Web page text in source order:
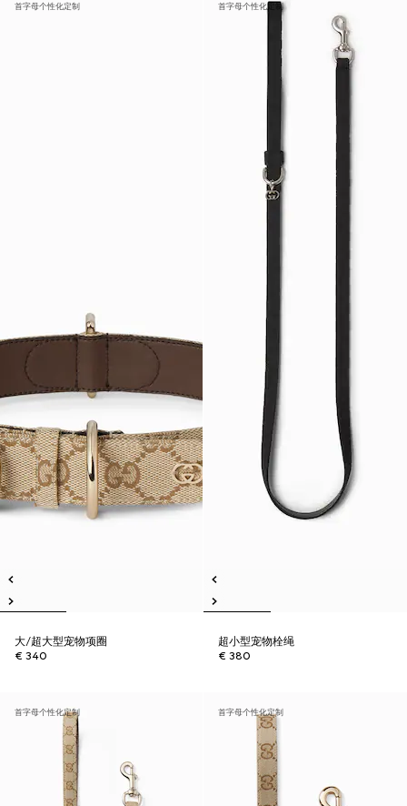
首字母个性化定制
大/超大型宠物项圈
€ 340
首字母个性化定制
超小型宠物栓绳
€ 380
首字母个性化定制 首字母个性化定制